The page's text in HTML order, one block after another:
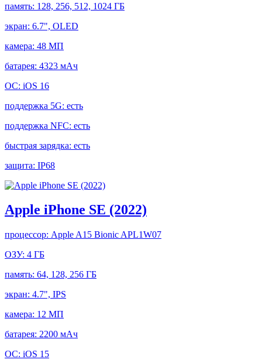
память: 128, 256, 512, 1024 ГБ
экран: 6.7", OLED
камера: 48 МП
батарея: 4323 мАч
ОС: iOS 16
поддержка 5G: есть
поддержка NFC: есть
быстрая зарядка: есть
защита: IP68
Apple iPhone SE (2022)
процессор: Apple A15 Bionic APL1W07
ОЗУ: 4 ГБ
память: 64, 128, 256 ГБ
экран: 4.7", IPS
камера: 12 МП
батарея: 2200 мАч
ОС: iOS 15